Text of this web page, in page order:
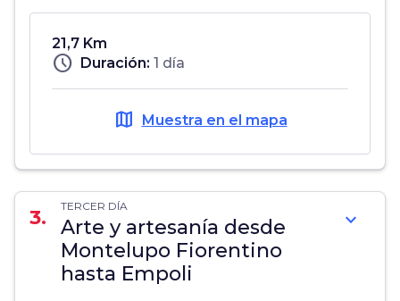
21,7 Km
schedule Duración: 1 día
map Muestra en el mapa
3. TERCER DÍA
Arte y artesanía desde
Montelupo Fiorentino
hasta Empoli
expand_more